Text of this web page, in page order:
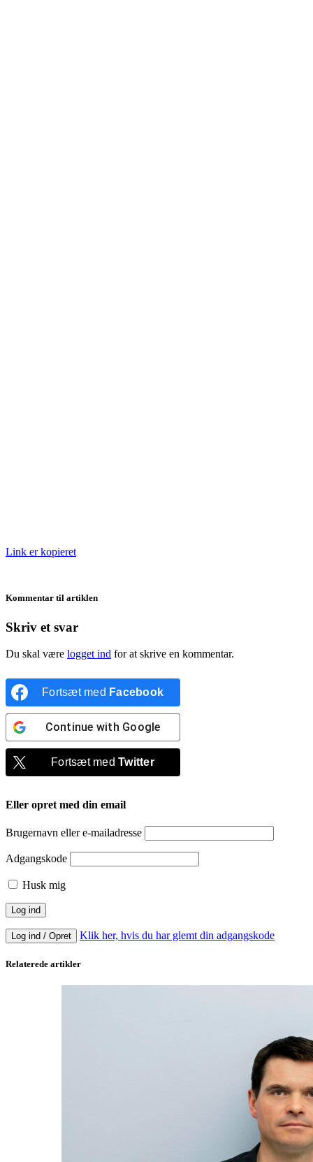
Link er kopieret
Kommentar til artiklen
Skriv et svar
Du skal være logget ind for at skrive en kommentar.
Fortsæt med Facebook
Continue with Google
Fortsæt medTwitter
Eller opret med din email
Brugernavn eller e-mailadresse
Adgangskode
Husk mig
Log ind / Opret Klik her, hvis du har glemt din adgangskode
Relaterede artikler